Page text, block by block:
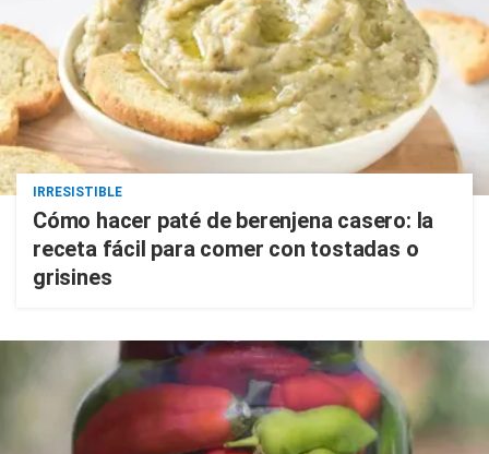
IRRESISTIBLE
Cómo hacer paté de berenjena casero: la
receta fácil para comer con tostadas o
grisines